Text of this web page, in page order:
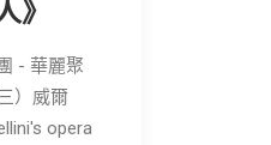
》
- 華麗聚
）威爾
opera